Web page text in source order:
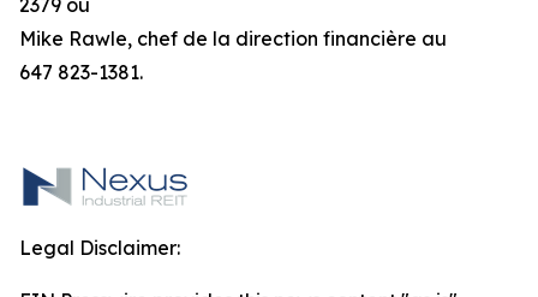
2379 ou
Mike Rawle, chef de la direction financière au
647 823-1381.
Legal Disclaimer: